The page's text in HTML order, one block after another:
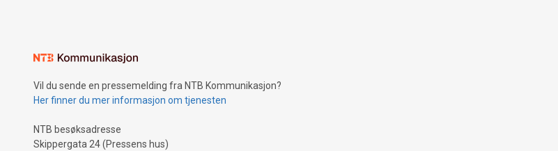
Vil du sende en pressemelding fra NTB Kommunikasjon?
Her finner du mer informasjon om tjenesten
NTB besøksadresse
Skippergata 24 (Pressens hus)